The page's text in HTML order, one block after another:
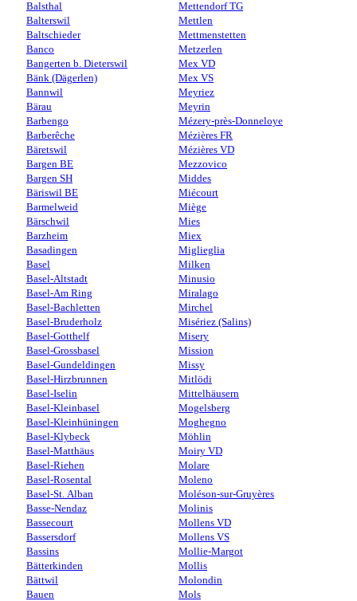
Balsthal
Balterswil
Baltschieder
Banco
Bangerten b. Dieterswil
Bänk (Dägerlen)
Bannwil
Bärau
Barbengo
Barberêche
Bäretswil
Bargen BE
Bargen SH
Bäriswil BE
Barmelweid
Bärschwil
Barzheim
Basadingen
Basel
Basel-Altstadt
Basel-Am Ring
Basel-Bachletten
Basel-Bruderholz
Basel-Gotthelf
Basel-Grossbasel
Basel-Gundeldingen
Basel-Hirzbrunnen
Basel-Iselin
Basel-Kleinbasel
Basel-Kleinhüningen
Basel-Klybeck
Basel-Matthäus
Basel-Riehen
Basel-Rosental
Basel-St. Alban
Basse-Nendaz
Bassecourt
Bassersdorf
Bassins
Bätterkinden
Bättwil
Bauen
Mettendorf TG
Mettlen
Mettmenstetten
Metzerlen
Mex VD
Mex VS
Meyriez
Meyrin
Mézery-près-Donneloye
Mézières FR
Mézières VD
Mezzovico
Middes
Miécourt
Miège
Mies
Miex
Miglieglia
Milken
Minusio
Miralago
Mirchel
Misériez (Salins)
Misery
Mission
Missy
Mitlödi
Mittelhäusern
Mogelsberg
Moghegno
Möhlin
Moiry VD
Molare
Moleno
Moléson-sur-Gruyères
Molinis
Mollens VD
Mollens VS
Mollie-Margot
Mollis
Molondin
Mols